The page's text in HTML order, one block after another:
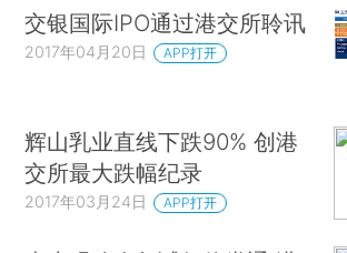
交银国际IPO通过港交所聆讯
2017年04月20日 APP打开
辉山乳业直线下跌90% 创港
交所最大跌幅纪录
2017年03月24日 APP打开